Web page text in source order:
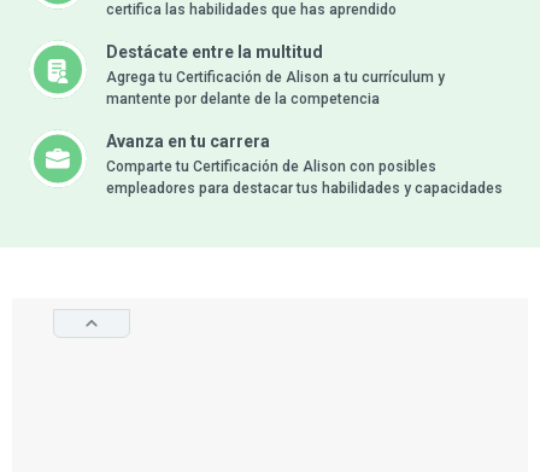
certifica las habilidades que has aprendido
Destácate entre la multitud
Agrega tu Certificación de Alison a tu currículum y
mantente por delante de la competencia
Avanza en tu carrera
Comparte tu Certificación de Alison con posibles
empleadores para destacar tus habilidades y capacidades